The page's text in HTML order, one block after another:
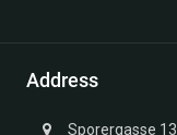
Address
Sporergasse 13